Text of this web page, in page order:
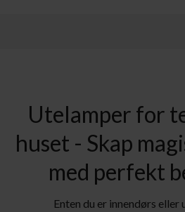
Utelamper for
huset - Skap
med perfekt
Enten du er innendørs eller